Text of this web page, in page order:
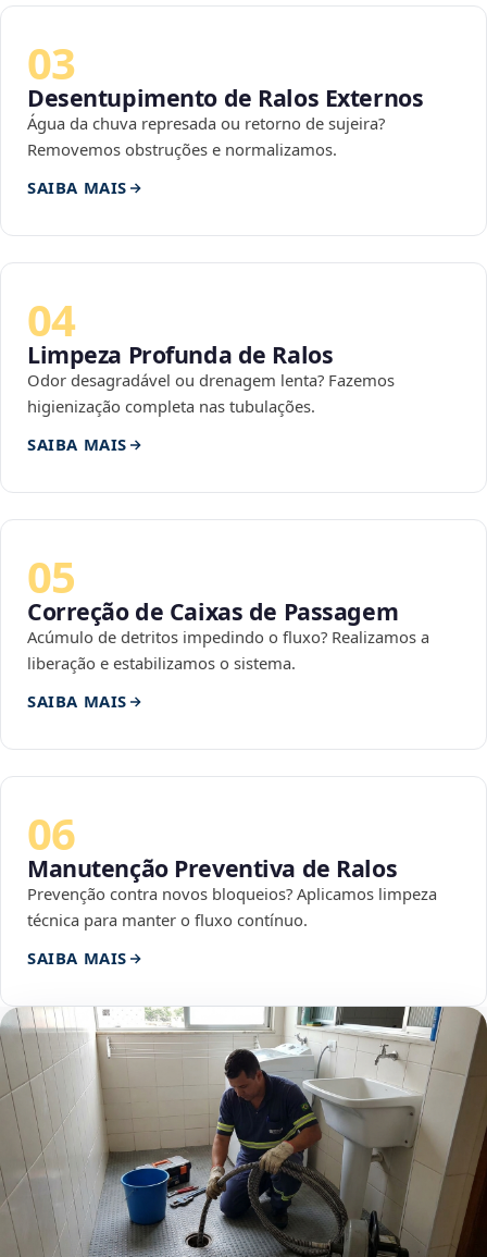
03
Desentupimento de Ralos Externos
Água da chuva represada ou retorno de sujeira?
Removemos obstruções e normalizamos.
SAIBA MAIS
04
Limpeza Profunda de Ralos
Odor desagradável ou drenagem lenta? Fazemos
higienização completa nas tubulações.
SAIBA MAIS
05
Correção de Caixas de Passagem
Acúmulo de detritos impedindo o fluxo? Realizamos a
liberação e estabilizamos o sistema.
SAIBA MAIS
06
Manutenção Preventiva de Ralos
Prevenção contra novos bloqueios? Aplicamos limpeza
técnica para manter o fluxo contínuo.
SAIBA MAIS